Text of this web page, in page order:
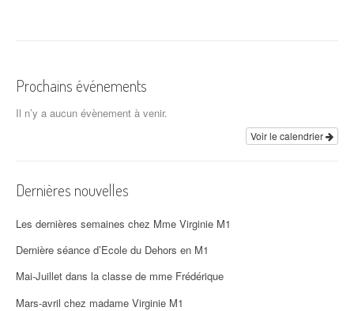
Prochains événements
Il n’y a aucun évènement à venir.
Voir le calendrier
Dernières nouvelles
Les dernières semaines chez Mme Virginie M1
Dernière séance d’Ecole du Dehors en M1
Mai-Juillet dans la classe de mme Frédérique
Mars-avril chez madame Virginie M1